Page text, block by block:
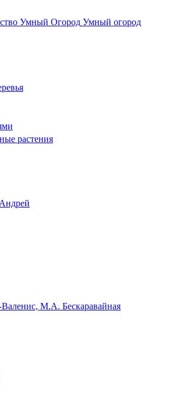
Умный огород
растения
М.А. Бескаравайная